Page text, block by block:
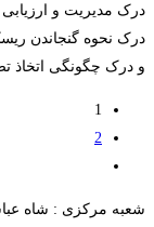
درک مدیریت و
درک نحوه گنجاندن
و درک چگونگی اتخاذ
1
2
شعبه مرکزی : شاه عباسی،